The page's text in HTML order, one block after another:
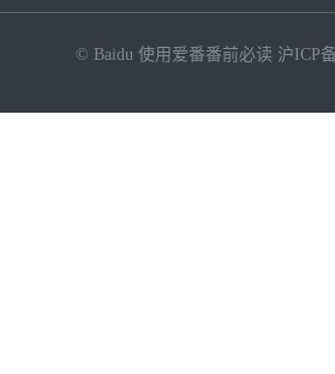
© Baidu 使用爱番番前必读 沪ICP